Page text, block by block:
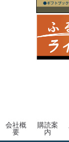
会社概
要
購読案
内